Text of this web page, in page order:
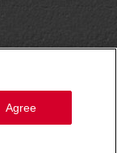
Agree